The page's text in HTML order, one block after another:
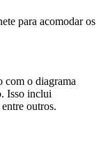
para acomodar os
com o diagrama
Isso inclui
outros.